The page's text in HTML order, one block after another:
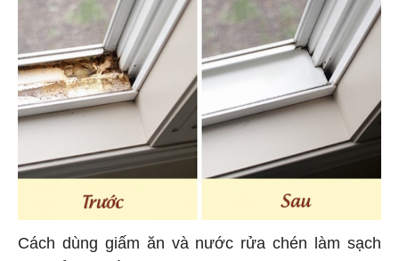
Cách dùng giấm ăn và nước rửa chén làm sạch